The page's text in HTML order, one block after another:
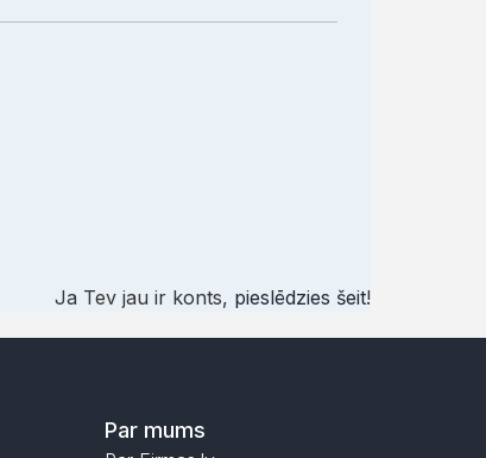
Ja Tev jau ir konts, pieslēdzies šeit!
Par mums